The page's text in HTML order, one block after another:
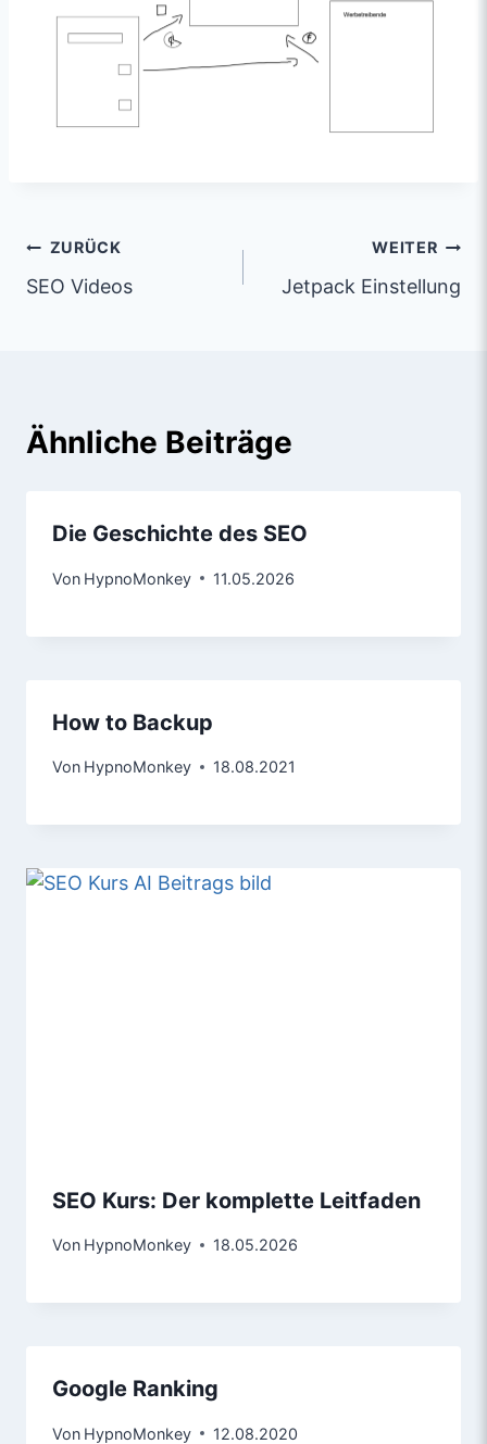
ZURÜCK
SEO Videos
WEITER
Jetpack Einstellung
Ähnliche Beiträge
Die Geschichte des SEO
Von HypnoMonkey 11.05.2026
How to Backup
Von HypnoMonkey 18.08.2021
SEO Kurs: Der komplette Leitfaden
Von HypnoMonkey 18.05.2026
Google Ranking
Von HypnoMonkey 12.08.2020